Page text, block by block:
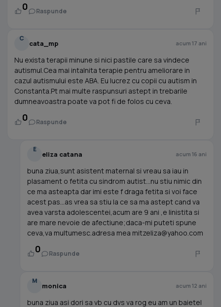
0 Raspunde
C
cata_mp acum 17 ani
Nu exista terapii minune si nici pastile care sa vindece
autismul.Cea mai intalnita terapie pentru ameliorare in
cazul autismului este ABA. Eu lucrez cu copii cu autism in
Constanta.Pt mai multe raspunsuri astept in trebarile
dumneavoastra poate va pot fi de folos cu ceva.
0 Raspunde
E
eliza catana acum 16 ani
buna ziua,sunt asistent maternal si vreau sa iau in
plasament o fetita cu sindrom autist...nu stiu nimic din
ce ma asteapta dar imi este f draga fetita si voi face
acest pas...as vrea sa stiu la ce sa ma astept cand va
avea varsta adolescentei,acum are 9 ani ,e linistita si
are mare nevoie de afectiune;daca-mi puteti spune
ceva,va multumesc.adresa mea mitzeliza@yahoo.com
0 Raspunde
M
monica acum 12 ani
buna ziua asi dori sa vb cu dvs va rog eu am un baietel